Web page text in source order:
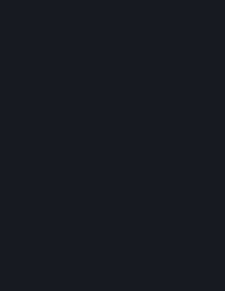
erhebt, oder die
Abonnement-
Sie rechtzeitig vor dem
Bestimmungen oder
Marktplatzes über
benachrichtigen. Eine
Gewalt oder bei einem
oder eines Dritten, die
Sie bestätigen weiter,
Sie es anerkennen:
Abonnement-Marktplatz
Lizenzrechte. Ihnen
solchen Abonnements
erkennen an, dass Valve
Abonnements anerkennt